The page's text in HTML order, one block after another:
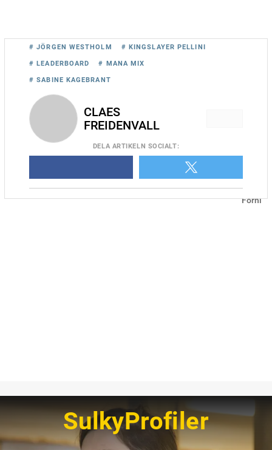
Leaderboard vid gårdagens triumf på Vincennes. Foto: Gerard
Forni
# JÖRGEN WESTHOLM # KINGSLAYER PELLINI
# LEADERBOARD # MANA MIX
# SABINE KAGEBRANT
CLAES
FREIDENVALL
DELA ARTIKELN SOCIALT:
SulkyProfiler